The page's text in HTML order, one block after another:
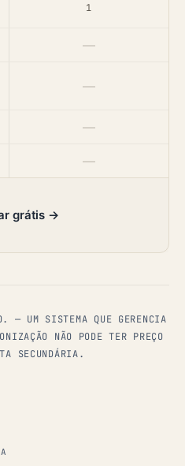
1
—
—
—
—
grátis →
— UM SISTEMA QUE GERENCIA
NÃO PODE TER PREÇO
SECUNDÁRIA.